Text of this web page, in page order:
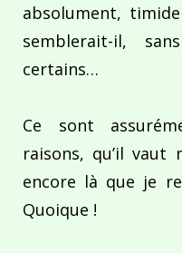
absolument,
semblerait-il,
certains…
Ce sont
raisons, qu’il vaut
encore là que je
Quoique !